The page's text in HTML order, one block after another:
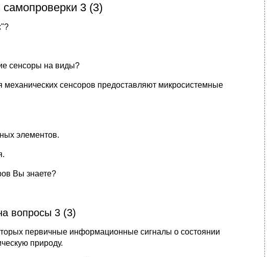
3 (3)
сенсоры на виды?
сенсоров предоставляют микросистемные
элементов.
Вы знаете?
вопросы 3 (3)
первичные информационные сигналы о состоянии
природу.